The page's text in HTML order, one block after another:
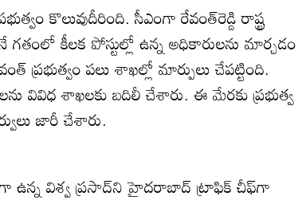
కొలువుదీరింది. సీఎంగా రేవంత్‌రెడ్డి రాష్ట్ర
గతంలో కీలక పోస్టుల్లో ఉన్న అధికారులను మార్చడం
ప్రభుత్వం పలు శాఖల్లో మార్పులు చేపట్టింది.
వివిధ శాఖలకు బదిలీ చేశారు. ఈ మేర‌కు ప్ర‌భుత్వ
జారీ చేశారు.
ఉన్న విశ్వ ప్రసాద్‌ని హైదరాబాద్‌ ట్రాఫిక్‌ చీఫ్‌గా